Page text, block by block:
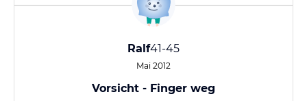
Ralf41-45
Mai 2012
Vorsicht - Finger weg